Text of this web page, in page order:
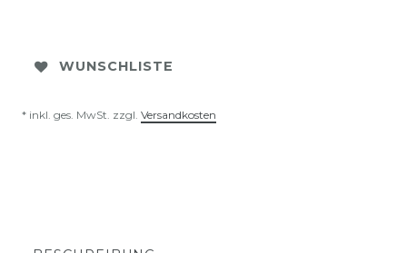
WUNSCHLISTE
* inkl. ges. MwSt. zzgl. Versandkosten